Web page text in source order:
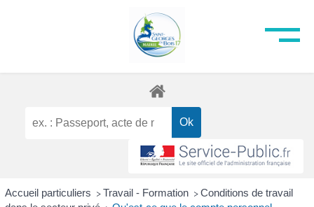
Accueil particuliers > Travail - Formation > Conditions de travail